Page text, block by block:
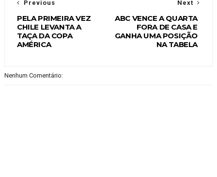
Next
ABC VENCE A QUARTA
FORA DE CASA E
GANHA UMA POSIÇÃO
NA TABELA
Previous
PELA PRIMEIRA VEZ
CHILE LEVANTA A
TAÇA DA COPA
AMÉRICA
Nenhum Comentário: